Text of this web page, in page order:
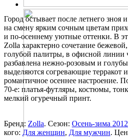
Город остывает после летнего зноя
на смену ярким сочным цветам
и по-осеннему уютные оттенки. В
Zolla характерно сочетание
голубой палитры, в офисной линии
разбавлена нежно-розовым и
выделяются согревающие терракот
романтичное осеннее настроение.
70-е: платья-футляры, костюмы,
мелкий огуречный принт.
Бренд: Zolla. Сезон: Осень-зима
кого: Для женщин, Для мужчин.